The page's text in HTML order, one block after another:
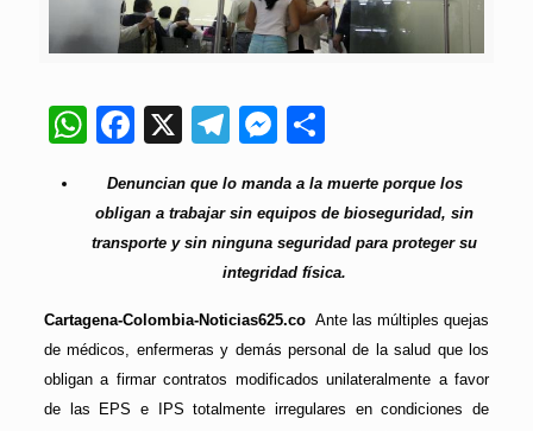
WhatsApp
Facebook
X Telegram
Messenger
Compartir
Denuncian que lo manda a la muerte porque los
obligan a trabajar sin equipos de bioseguridad, sin
transporte y sin ninguna seguridad para proteger su
integridad física.
Cartagena-Colombia-Noticias625.co Ante las múltiples quejas
de médicos, enfermeras y demás personal de la salud que los
obligan a firmar contratos modificados unilateralmente a favor
de las EPS e IPS totalmente irregulares en condiciones de